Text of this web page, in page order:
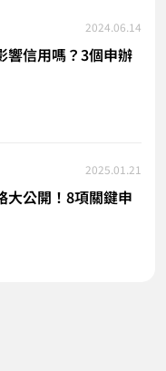
2024.06.14
響信用嗎？3個申辦
2025.01.21
大公開！8項關鍵申